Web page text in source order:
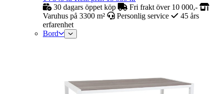
30 dagars öppet köp
Fri frakt över 10 000,-
Varuhus på 3300 m²
Personlig service
45 års
erfarenhet
Bord